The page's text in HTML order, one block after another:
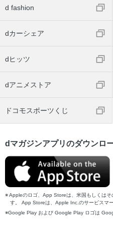
d fashion
dカーシェア
dヒッツ
dアニメストア
ドコモスポーツくじ
dマガジンアプリのダウンロ
Appleのロゴ、App Storeは、米国もしくは
す。 App Storeは、Apple Inc.のサービスマー
Google Play および Google Play ロゴは